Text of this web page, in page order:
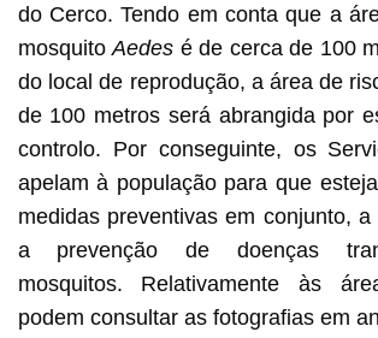
do Cerco. Tendo em conta que a
mosquitoAedes é de cerca de 100
do local de reprodução, a área de
de 100 metros será abrangida por
controlo. Por conseguinte, os
apelam à população para que
medidas preventivas em conjunto,
a prevenção de doenças
mosquitos. Relativamente às
podem consultar as fotografias em